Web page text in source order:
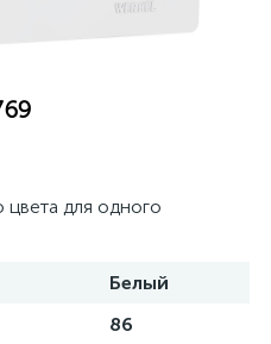
для одного
Белый
86